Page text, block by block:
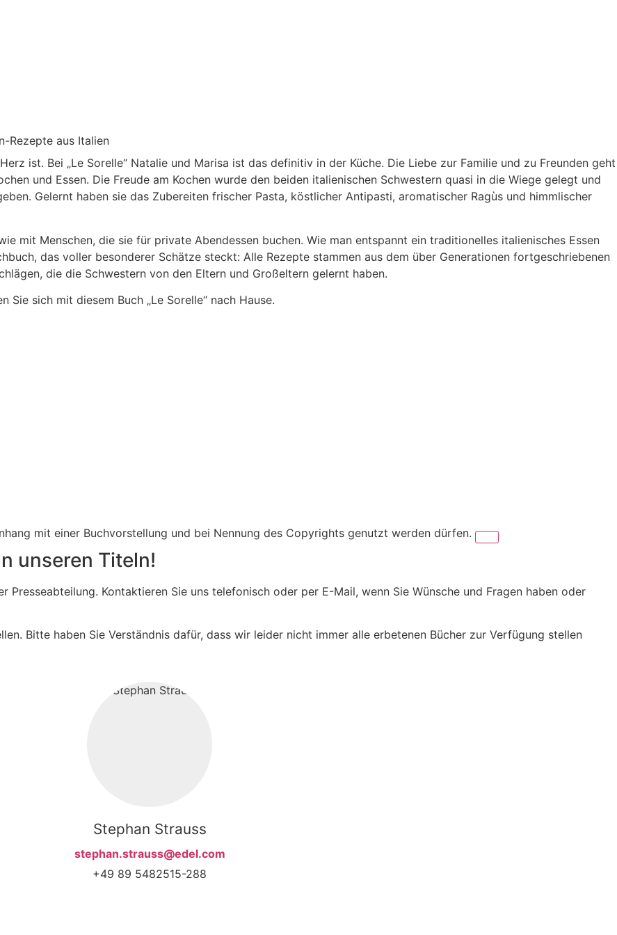
Rezepte aus Italien
ist. Bei „Le Sorelle“ Natalie und Marisa ist das definitiv in der Küche. Die Liebe zur Familie und zu Freunden geht
und Essen. Die Freude am Kochen wurde den beiden italienischen Schwestern quasi in die Wiege gelegt und
Gelernt haben sie das Zubereiten frischer Pasta, köstlicher Antipasti, aromatischer Ragùs und himmlischer
mit Menschen, die sie für private Abendessen buchen. Wie man entspannt ein traditionelles italienisches Essen
das voller besonderer Schätze steckt: Alle Rezepte stammen aus dem über Generationen fortgeschriebenen
die die Schwestern von den Eltern und Großeltern gelernt haben.
sich mit diesem Buch „Le Sorelle“ nach Hause.
mit einer Buchvorstellung und bei Nennung des Copyrights genutzt werden dürfen.
unseren Titeln!
Presseabteilung. Kontaktieren Sie uns telefonisch oder per E-Mail, wenn Sie Wünsche und Fragen haben oder
Bitte haben Sie Verständnis dafür, dass wir leider nicht immer alle erbetenen Bücher zur Verfügung stellen
Stephan Strauss
stephan.strauss@edel.com
+49 89 5482515-288